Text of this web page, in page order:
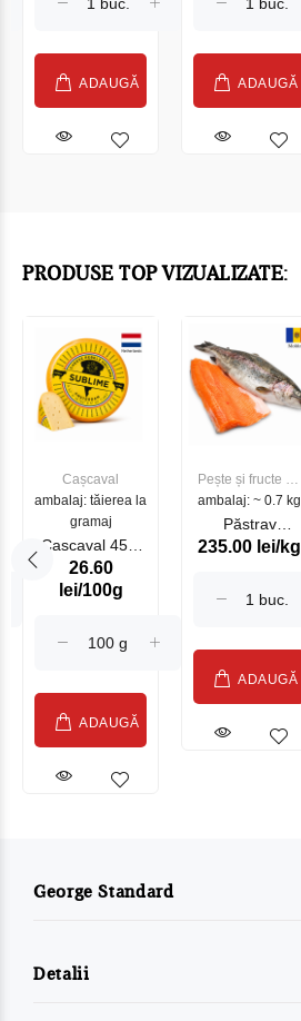
ADAUGĂ ADAUGĂ
PRODUSE TOP VIZUALIZATE:
Cașcaval
ambalaj: tăierea la
gramaj
Cascaval 45%
Maasdam
Sublime Cow
26.60
lei/100g
ADAUGĂ
Pește și fructe de
mare
ambalaj: ~ 0.7 kg
Păstrav
Somonat
235.00 lei/kg
ADAUGĂ
George Standard
Detalii